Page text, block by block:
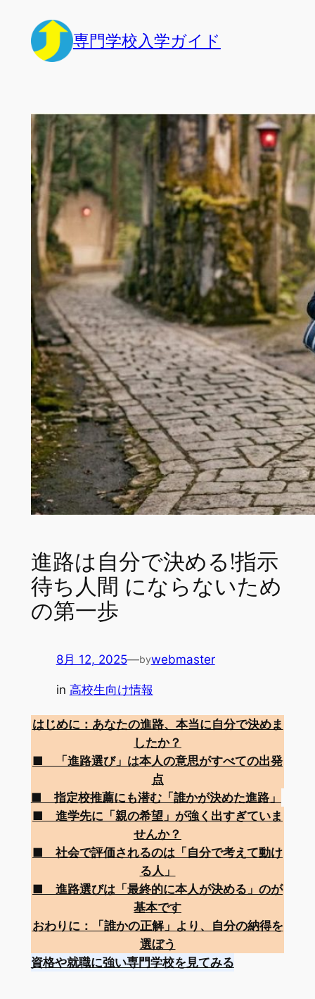
専門学校入学ガイド
進路は自分で決める!指示
待ち人間 にならないため
の第一歩
8月 12, 2025—bywebmaster
in 高校生向け情報
はじめに：あなたの進路、本当に自分で決めま
したか？
■ 「進路選び」は本人の意思がすべての出発
点
■ 指定校推薦にも潜む「誰かが決めた進路」
■ 進学先に「親の希望」が強く出すぎていま
せんか？
■ 社会で評価されるのは「自分で考えて動け
る人」
■ 進路選びは「最終的に本人が決める」のが
基本です
おわりに：「誰かの正解」より、自分の納得を
選ぼう
資格や就職に強い専門学校を見てみる